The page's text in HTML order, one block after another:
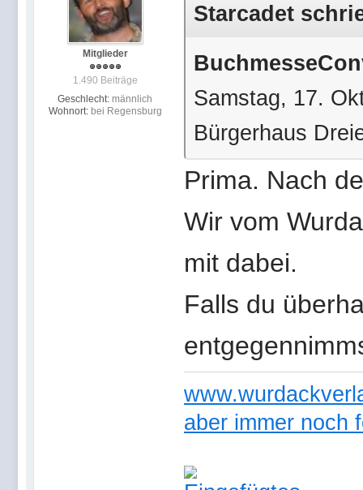
Mitglieder
1.490 Beiträge
Geschlecht: männlich
Wohnort: bei Regensburg
Starcadet
Samstag, 17.
Bürgerhaus
Prima. Nach
Wir vom
mit dabei.
Falls du
aber immer noch